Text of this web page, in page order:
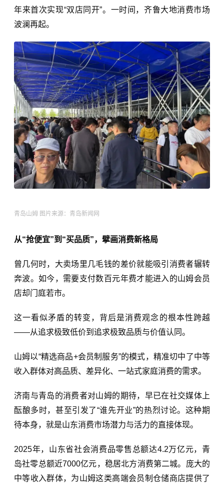
年来首次实现“双店同开”。一时间，齐鲁大地消费市场
波澜再起。
青岛山姆 图片来源：青岛新闻网
从“抢便宜”到“买品质”，擘画消费新格局
曾几何时，大卖场里几毛钱的差价就能吸引消费者辗转
奔波。如今，需要支付数百元年费才能进入的山姆会员
店却门庭若市。
这一看似矛盾的转变，背后是消费观念的根本性跨越
——从追求极致低价到追求极致品质与价值认同。
山姆以“精选商品+会员制服务”的模式，精准切中了中等
收入群体对高品质、差异化、一站式家庭消费的需求。
济南与青岛的消费者对山姆的期待，早已在社交媒体上
酝酿多时，甚至引发了“谁先开业”的热烈讨论。这种期
待本身，就是山东消费市场潜力与活力的直接体现。
2025年，山东省社会消费品零售总额达4.2万亿元，青
岛社零总额近7000亿元，稳居北方消费第二城。庞大的
中等收入群体，为山姆这类高端会员制仓储商店提供了